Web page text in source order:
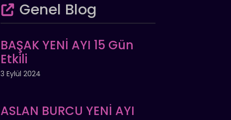
Genel Blog
BAŞAK YENİ AYI 15 Gün
Etkili
3 Eylül 2024
ASLAN BURCU YENİ AYI